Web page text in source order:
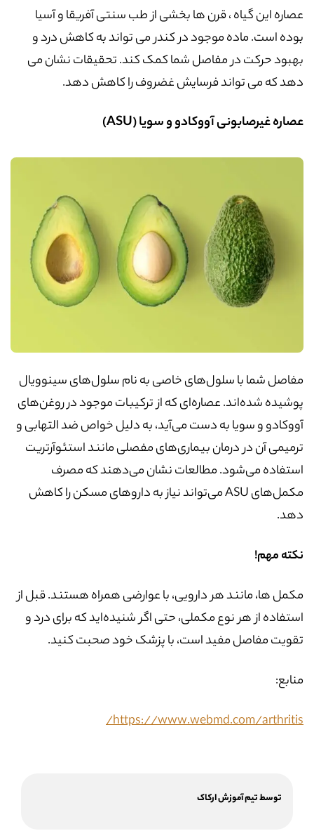
عصاره این گیاه ، قرن ها بخشی از طب سنتی آفریقا و آسیا
بوده است. ماده موجود در کندر می تواند به کاهش درد و
بهبود حرکت در مفاصل شما کمک کند. تحقیقات نشان می
دهد که می تواند فرسایش غضروف را کاهش دهد.
عصاره غیرصابونی آووکادو و سویا (ASU
)
مفاصل شما با سلول‌های خاصی به نام سلول‌های سینوویال
پوشیده شده‌اند. عصاره‌ای که از ترکیبات موجود در روغن‌های
آووکادو و سویا به دست می‌آید، به دلیل خواص ضد التهابی و
ترمیمی آن در درمان بیماری‌های مفصلی مانند استئوآرتریت
استفاده می‌شود. مطالعات نشان می‌دهند که مصرف
مکمل‌های ASU می‌تواند نیاز به داروهای مسکن را کاهش
دهد.
نکته مهم!
مکمل ها، مانند هر دارویی، با عوارضی همراه هستند. قبل از
استفاده از هر نوع مکملی، حتی اگر شنیده‌اید که برای درد و
تقویت مفاصل مفید است، با پزشک خود صحبت کنید.
منابع:
https://www.webmd.com/arthritis/
توسط تیم آموزش ارکاک